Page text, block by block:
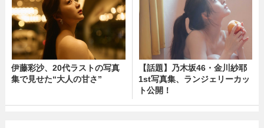
伊藤彩沙、20代ラストの写真
集で見せた“大人の甘さ”
【話題】乃木坂46・金川紗耶
1st写真集、ランジェリーカッ
ト公開！